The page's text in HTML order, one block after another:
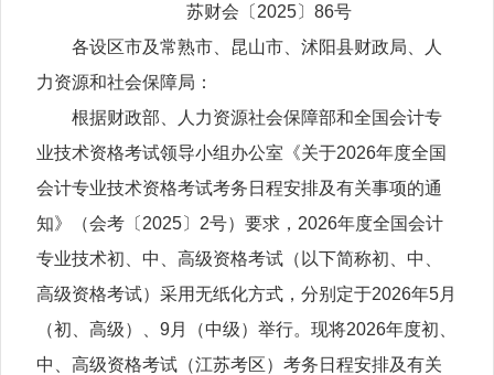
苏财会〔2025〕86号
各设区市及常熟市、昆山市、沭阳县财政局、人
力资源和社会保障局：
根据财政部、人力资源社会保障部和全国会计专
业技术资格考试领导小组办公室《关于2026年度全国
会计专业技术资格考试考务日程安排及有关事项的通
知》（会考〔2025〕2号）要求，2026年度全国会计
专业技术初、中、高级资格考试（以下简称初、中、
高级资格考试）采用无纸化方式，分别定于2026年5月
（初、高级）、9月（中级）举行。现将2026年度初、
中、高级资格考试（江苏考区）考务日程安排及有关